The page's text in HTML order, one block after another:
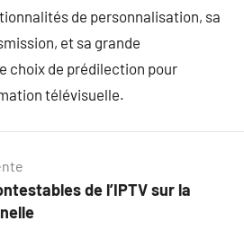
de personnalisation, sa
et sa grande
choix de prédilection pour
télévisuelle.
de l’IPTV sur la